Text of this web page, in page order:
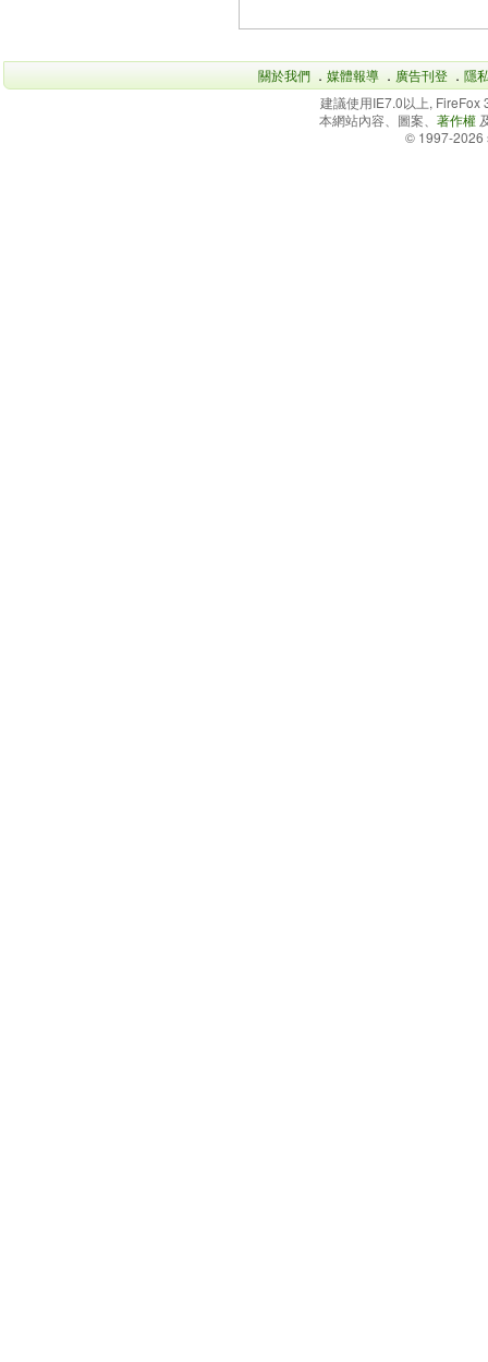
關於我們 ． 媒體報導 ． 廣告刊登 ． 隱
建議使用IE7.0以上,
本網站內容、圖案、 著作權
© 1997-2026